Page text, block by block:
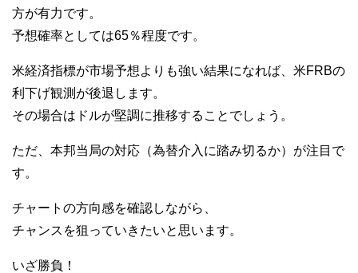
方が有力です。
予想確率としては65％程度です。
米経済指標が市場予想よりも強い結果になれば、米FRBの
利下げ観測が後退します。
その場合はドルが堅調に推移することでしょう。
ただ、本邦当局の対応（為替介入に踏み切るか）が注目で
す。
チャートの方向感を確認しながら、
チャンスを狙っていきたいと思います。
いざ勝負！